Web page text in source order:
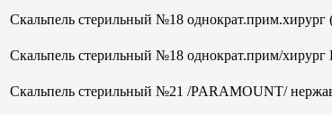
Скальпель стерильный №18 однократ.прим.хирург
Скальпель стерильный №18 однократ.прим/
Скальпель стерильный №21 /PARAMOUNT/